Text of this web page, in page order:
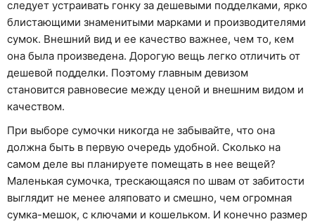
следует устраивать гонку за дешевыми подделками, ярко
блистающими знаменитыми марками и производителями
сумок. Внешний вид и ее качество важнее, чем то, кем
она была произведена. Дорогую вещь легко отличить от
дешевой подделки. Поэтому главным девизом
становится равновесие между ценой и внешним видом и
качеством.
При выборе сумочки никогда не забывайте, что она
должна быть в первую очередь удобной. Сколько на
самом деле вы планируете помещать в нее вещей?
Маленькая сумочка, трескающаяся по швам от забитости
выглядит не менее аляповато и смешно, чем огромная
сумка-мешок, с ключами и кошельком. И конечно размер